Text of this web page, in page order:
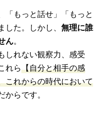
「もっと話せ」「もっと
た。しかし、 無理に誰
ん。
しれない観察力、感受
れら【自分と相手の感
これからの時代において
からです。